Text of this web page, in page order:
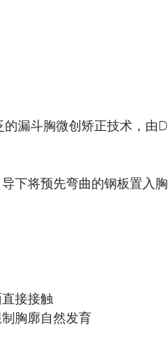
漏斗胸微创矫正技术，由
下将预先弯曲的钢板置入
接接触
胸廓自然发育